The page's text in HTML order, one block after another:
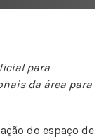
para
da área para
do espaço de